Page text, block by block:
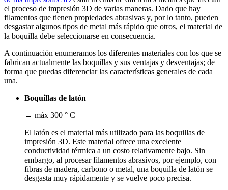
el proceso de impresión 3D de varias maneras. Dado que hay
filamentos que tienen propiedades abrasivas y, por lo tanto, pueden
desgastar algunos tipos de metal más rápido que otros, el material de
la boquilla debe seleccionarse en consecuencia.
A continuación enumeramos los diferentes materiales con los que se
fabrican actualmente las boquillas y sus ventajas y desventajas; de
forma que puedas diferenciar las características generales de cada
una.
Boquillas de latón
→ máx 300 ° C
El latón es el material más utilizado para las boquillas de
impresión 3D. Este material ofrece una excelente
conductividad térmica a un costo relativamente bajo. Sin
embargo, al procesar filamentos abrasivos, por ejemplo, con
fibras de madera, carbono o metal, una boquilla de latón se
desgasta muy rápidamente y se vuelve poco precisa.